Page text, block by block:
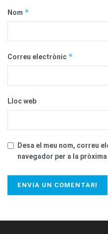
Nom *
Correu electrònic *
Lloc web
Desa el meu nom, correu
navegador per a la